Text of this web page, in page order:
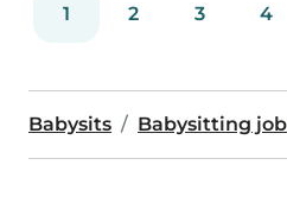
1 2 3 4
Babysits Babysitting job